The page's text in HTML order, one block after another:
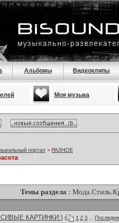
Альбомы Видеоклипы
Моя музыка
портал > РАЗНОЕ
Темы раздела :
КАРТИНКИ:) ( 1 2 3